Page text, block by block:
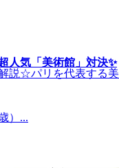
人気「美術館」対決✨
説☆パリを代表する美
）...